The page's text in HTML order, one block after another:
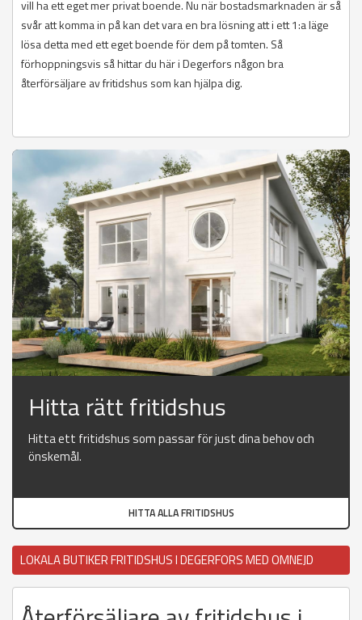
vill ha ett eget mer privat boende. Nu när bostadsmarknaden är så
svår att komma in på kan det vara en bra lösning att i ett 1:a läge
lösa detta med ett eget boende för dem på tomten. Så
förhoppningsvis så hittar du här i Degerfors någon bra
återförsäljare av fritidshus som kan hjälpa dig.
Hitta rätt fritidshus
Hitta ett fritidshus som passar för just dina behov och
önskemål.
HITTA ALLA FRITIDSHUS
LOKALA BUTIKER FRITIDSHUS I DEGERFORS MED OMNEJD